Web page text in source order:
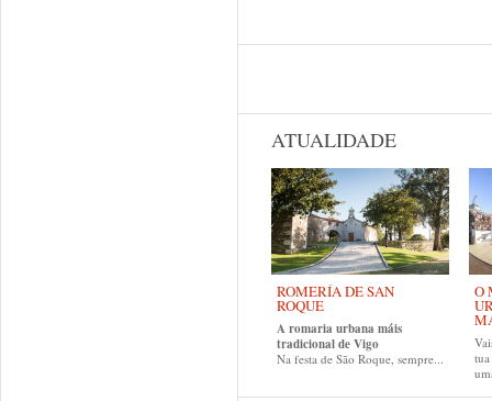
ATUALIDADE
ROMERÍA DE SAN
ROQUE
A romaria urbana máis
tradicional de Vigo
Na festa de São Roque, sempre...
O